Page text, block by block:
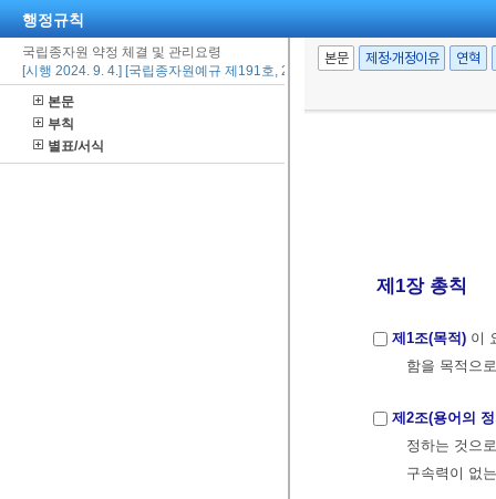
행정규칙
국립종자원 약정 체결 및 관리요령
[시행 2024. 9. 4.] [국립종자원예규 제191호, 2024. 9. 4., 일부개정]
본문
부칙
별표/서식
본문 제정·개정이유 연혁
제1장 총칙
제1조(목적) 이
함을 목적으
제2조(용어의
정하는 것으
구속력이 없